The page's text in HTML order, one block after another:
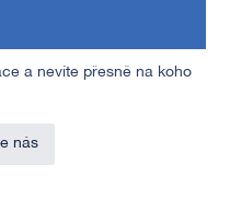
a nevíte přesně na koho
nás